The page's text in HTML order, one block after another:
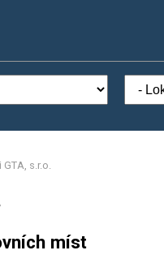
GTA, s.r.o.
míst